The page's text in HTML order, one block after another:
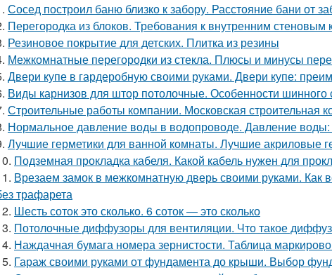
Сосед построил баню близко к забору. Расстояние бани от
Перегородка из блоков. Требования к внутренним стеновым
Резиновое покрытие для детских. Плитка из резины
Межкомнатные перегородки из стекла. Плюсы и минусы
Двери купе в гардеробную своими руками. Двери купе:
Виды карнизов для штор потолочные. Особенности шинного
Строительные работы компании. Московская строительная
Нормальное давление воды в водопроводе. Давление
Лучшие герметики для ванной комнаты. Лучшие акриловые
Подземная прокладка кабеля. Какой кабель нужен для
Врезаем замок в межкомнатную дверь своими руками. Как
трафарета
Шесть соток это сколько. 6 соток — это сколько
Потолочные диффузоры для вентиляции. Что такое
Наждачная бумага номера зернистости. Таблица
Гараж своими руками от фундамента до крыши. Выбор